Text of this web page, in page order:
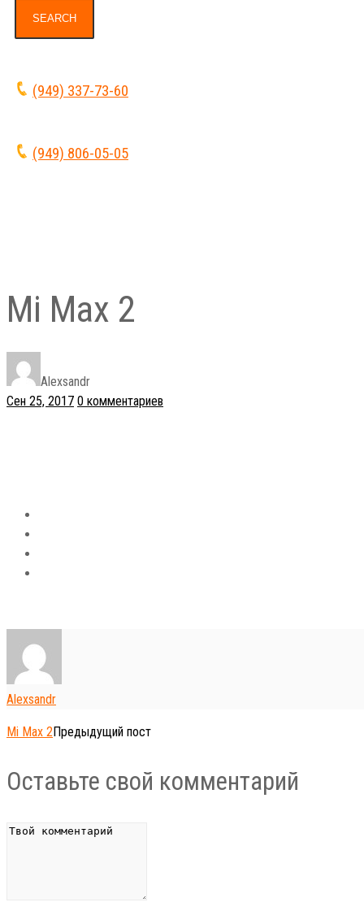
(949) 337-73-60
(949) 806-05-05
Mi Max 2
Alexsandr
Сен 25, 2017 0 комментариев
Alexsandr
Mi Max 2Предыдущий пост
Оставьте свой комментарий